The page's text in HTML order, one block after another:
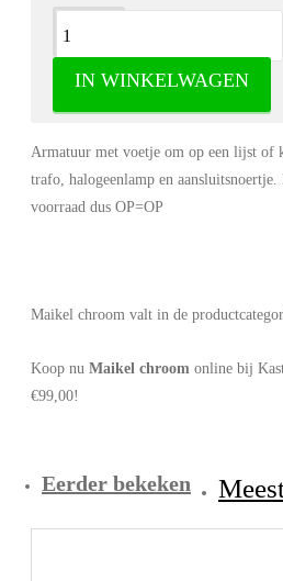
IN WINKELWAGEN
Omschrijving
Maikel chroom -
Armatuur met voetje om op een lijst of
trafo, halogeenlamp en
voorraad dus OP=OP
Maikel chroom valt in de
Koop nu Maikel chroom online bij
€99,00!
Eerder bekeken